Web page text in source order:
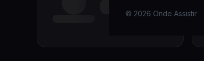
© 2026 Onde Assistir